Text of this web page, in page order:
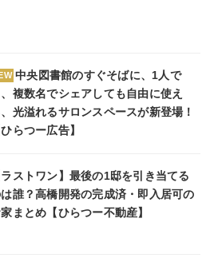
中央図書館のすぐそばに、1人で
、複数名でシェアしても自由に使え
光溢れるサロンスペースが新登場！
ひらつー広告】
ラストワン】最後の1邸を引き当てる
誰？高橋開発の完成済・即入居可の
まとめ【ひらつー不動産】